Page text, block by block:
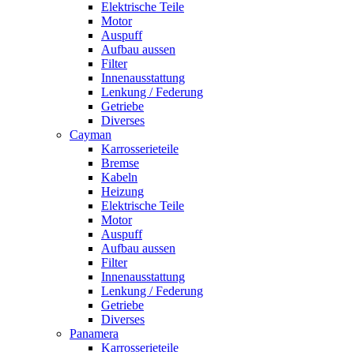
Elektrische Teile
Motor
Auspuff
Aufbau aussen
Filter
Innenausstattung
Lenkung / Federung
Getriebe
Diverses
Cayman
Karrosserieteile
Bremse
Kabeln
Heizung
Elektrische Teile
Motor
Auspuff
Aufbau aussen
Filter
Innenausstattung
Lenkung / Federung
Getriebe
Diverses
Panamera
Karrosserieteile